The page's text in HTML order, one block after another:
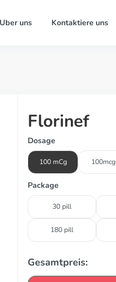
Uber uns Kontaktiere uns
Florinef
Dosage
100 mCg 100mcg
Package
30 pill
180 pill
Gesamtpreis: